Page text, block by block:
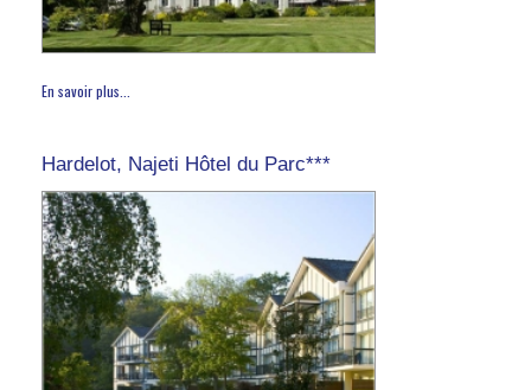
En savoir plus...
Hardelot, Najeti Hôtel du Parc***